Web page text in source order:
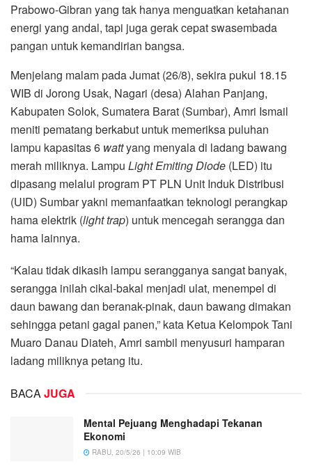
Prabowo-Gibran yang tak hanya menguatkan ketahanan
energi yang andal, tapi juga gerak cepat swasembada
pangan untuk kemandirian bangsa.
Menjelang malam pada Jumat (26/8), sekira pukul 18.15
WIB di Jorong Usak, Nagari (desa) Alahan Panjang,
Kabupaten Solok, Sumatera Barat (Sumbar), Amri Ismail
meniti pematang berkabut untuk memeriksa puluhan
lampu kapasitas 6 wattyang menyala di ladang bawang
merah miliknya. Lampu Light Emiting Diode (LED) itu
dipasang melalui program PT PLN Unit Induk Distribusi
(UID) Sumbar yakni memanfaatkan teknologi perangkap
hama elektrik (light trap) untuk mencegah serangga dan
hama lainnya.
“Kalau tidak dikasih lampu serangganya sangat banyak,
serangga inilah cikal-bakal menjadi ulat, menempel di
daun bawang dan beranak-pinak, daun bawang dimakan
sehingga petani gagal panen,” kata Ketua Kelompok Tani
Muaro Danau Diateh, Amri sambil menyusuri hamparan
ladang miliknya petang itu.
BACAJUGA
Mental Pejuang Menghadapi Tekanan
Ekonomi
RABU, 20/5/26 | 10:09 WIB